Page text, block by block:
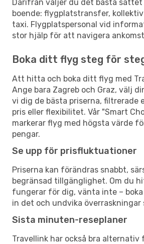
Därifrån väljer du det bästa
boende: flygplatstransfer,
taxi. Flygplatspersonal vid
stor hjälp för att navigera
Boka ditt flyg steg för
Att hitta och boka ditt flyg med
Ange bara Zagreb och Graz, välj
vi dig de bästa priserna, filtrerade
pris eller flexibilitet. Vår "Smart
markerar flyg med högsta värde
pengar.
Se upp för prisfluktuationer
Priserna kan förändras snabbt,
begränsad tillgänglighet. Om du
fungerar för dig, vänta inte –
in det och undvika överraskningar
Sista minuten-reseplaner
Travellink har också bra alternativ